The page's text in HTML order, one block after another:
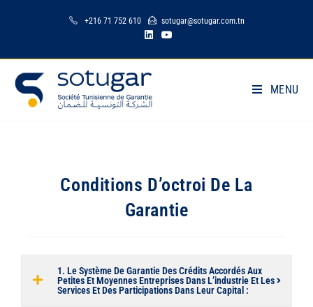
+216 71 752 610 sotugar@sotugar.com.tn
MENU
Conditions D’octroi De La
Garantie
1. Le Système De Garantie Des Crédits Accordés Aux
Petites Et Moyennes Entreprises Dans L’industrie Et Les
Services Et Des Participations Dans Leur Capital :